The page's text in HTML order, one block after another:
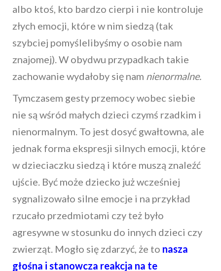
albo ktoś, kto bardzo cierpi i nie kontroluje
złych emocji, które w nim siedzą (tak
szybciej pomyślelibyśmy o osobie nam
znajomej). W obydwu przypadkach takie
zachowanie wydałoby się nam nienormalne.
Tymczasem gesty przemocy wobec siebie
nie są wśród małych dzieci czymś rzadkim i
nienormalnym. To jest dosyć gwałtowna, ale
jednak forma ekspresji silnych emocji, które
w dzieciaczku siedzą i które muszą znaleźć
ujście. Być może dziecko już wcześniej
sygnalizowało silne emocje i na przykład
rzucało przedmiotami czy też było
agresywne w stosunku do innych dzieci czy
zwierząt. Mogło się zdarzyć, że to nasza
głośna i stanowcza reakcja na te